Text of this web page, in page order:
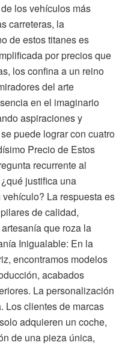
los vehículos más
carreteras, la
de estos titanes es
por precios que
los confina a un reino
del arte
en el imaginario
aspiraciones y
puede lograr con cuatro
Precio de Estos
recurrente al
justifica una
La respuesta es
de calidad,
que roza la
Inigualable: En la
encontramos modelos
acabados
La personalización
Los clientes de marcas
adquieren un coche,
de una pieza única,